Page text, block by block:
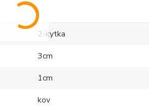
2-kytka
3cm
1cm
kov